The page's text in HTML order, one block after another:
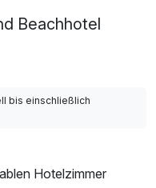
Beachhotel
bis einschließlich
Hotelzimmer